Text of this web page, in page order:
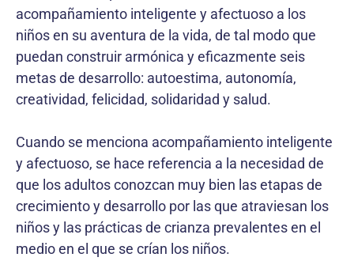
acompañamiento inteligente y afectuoso a los
niños en su aventura de la vida, de tal modo que
puedan construir armónica y eficazmente seis
metas de desarrollo: autoestima, autonomía,
creatividad, felicidad, solidaridad y salud.
Cuando se menciona acompañamiento inteligente
y afectuoso, se hace referencia a la necesidad de
que los adultos conozcan muy bien las etapas de
crecimiento y desarrollo por las que atraviesan los
niños y las prácticas de crianza prevalentes en el
medio en el que se crían los niños.